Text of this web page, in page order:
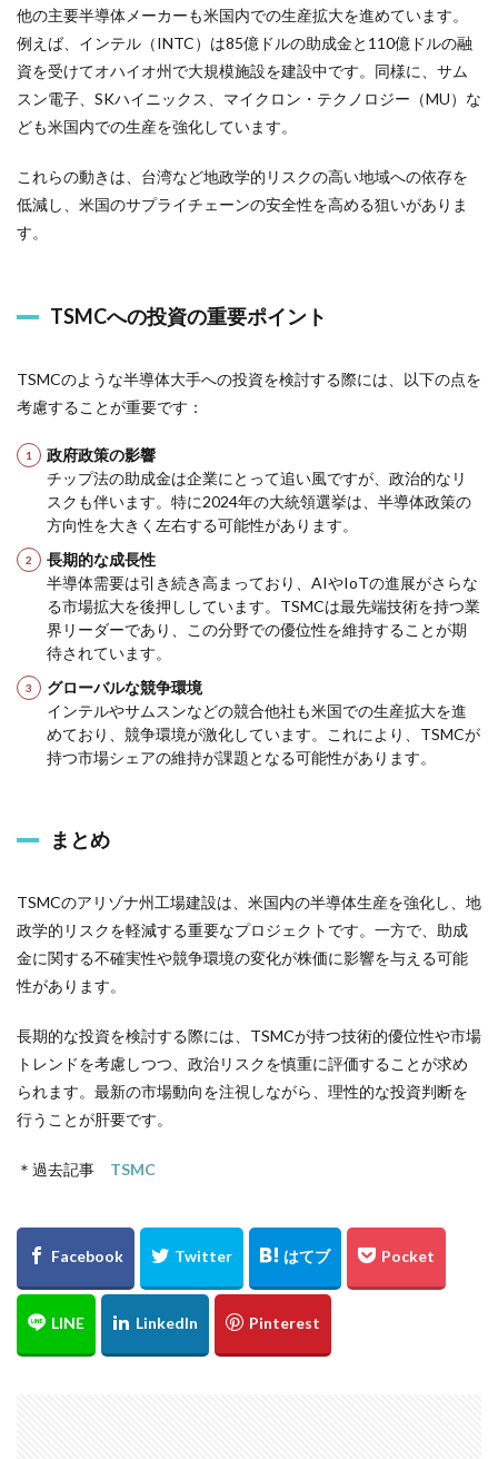
他の主要半導体メーカーも米国内での生産拡大を進めています。
例えば、インテル（INTC）は85億ドルの助成金と110億ドルの融
資を受けてオハイオ州で大規模施設を建設中です。同様に、サム
スン電子、SKハイニックス、マイクロン・テクノロジー（MU）な
ども米国内での生産を強化しています。
これらの動きは、台湾など地政学的リスクの高い地域への依存を
低減し、米国のサプライチェーンの安全性を高める狙いがありま
す。
TSMCへの投資の重要ポイント
TSMCのような半導体大手への投資を検討する際には、以下の点を
考慮することが重要です：
政府政策の影響
チップ法の助成金は企業にとって追い風ですが、政治的なリ
スクも伴います。特に2024年の大統領選挙は、半導体政策の
方向性を大きく左右する可能性があります。
長期的な成長性
半導体需要は引き続き高まっており、AIやIoTの進展がさらな
る市場拡大を後押ししています。TSMCは最先端技術を持つ業
界リーダーであり、この分野での優位性を維持することが期
待されています。
グローバルな競争環境
インテルやサムスンなどの競合他社も米国での生産拡大を進
めており、競争環境が激化しています。これにより、TSMCが
持つ市場シェアの維持が課題となる可能性があります。
まとめ
TSMCのアリゾナ州工場建設は、米国内の半導体生産を強化し、地
政学的リスクを軽減する重要なプロジェクトです。一方で、助成
金に関する不確実性や競争環境の変化が株価に影響を与える可能
性があります。
長期的な投資を検討する際には、TSMCが持つ技術的優位性や市場
トレンドを考慮しつつ、政治リスクを慎重に評価することが求め
られます。最新の市場動向を注視しながら、理性的な投資判断を
行うことが肝要です。
＊過去記事 TSMC